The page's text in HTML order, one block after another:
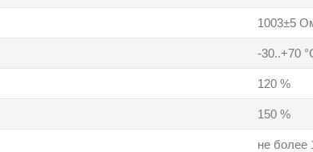
1003±5
-30..+70
120 %
150 %
не более